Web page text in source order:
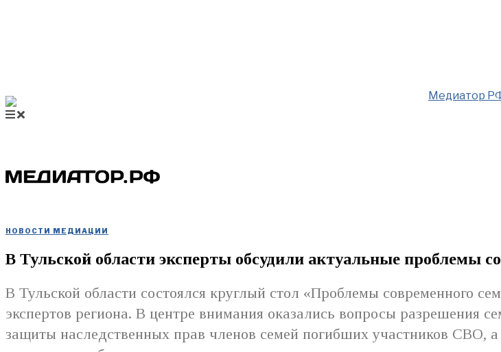
НОВОСТИ МЕДИАЦИИ
В Тульской области эксперты обсудили актуальные проблемы
В Тульской области состоялся круглый стол «Проблемы современного
экспертов региона. В центре внимания оказались вопросы разрешения
защиты наследственных прав членов семей погибших участников СВО,